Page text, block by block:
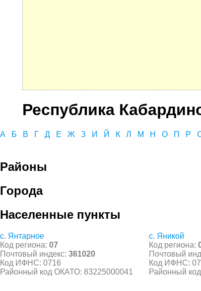
Республика
А Б В Г Д Е Ж З И Й К Л М Н О П Р
Районы
Города
Населенные пункты
с. Янтарное
Код региона: 07
Почтовый индекс: 361020
Код ИФНС: 0716
Районный код ОКАТО: 83225000041
с. Яникой
Код региона:
Почтовый
Код ИФНС:
Районный